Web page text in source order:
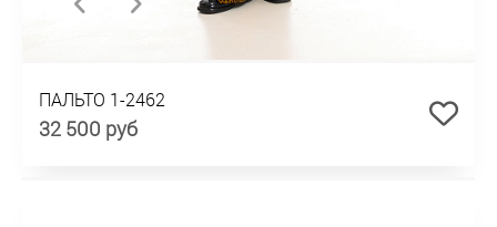
ПАЛЬТО 1-2462
32 500 руб